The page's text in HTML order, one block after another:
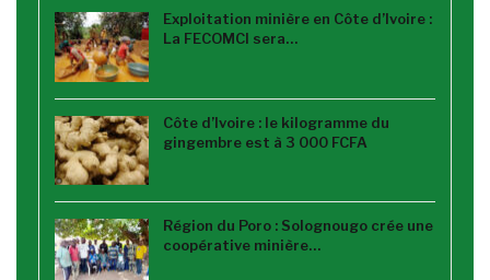
Exploitation minière en Côte d’Ivoire :
La FECOMCI sera…
Côte d’Ivoire : le kilogramme du
gingembre est à 3 000 FCFA
Région du Poro : Solognougo crée une
coopérative minière…